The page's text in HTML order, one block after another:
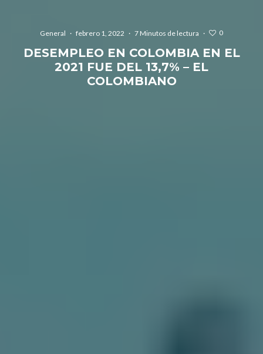
General · febrero 1, 2022 · 7 Minutos de lectura · 0
DESEMPLEO EN COLOMBIA EN EL
2021 FUE DEL 13,7% – EL
COLOMBIANO